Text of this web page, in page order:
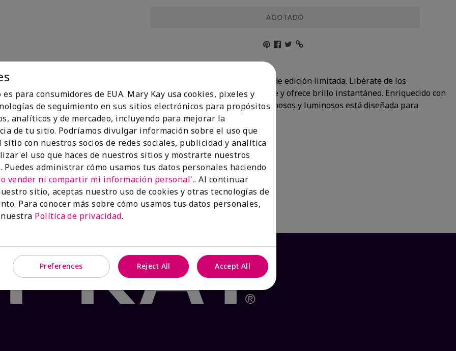
AGOTADO
con nuevos tonos! Lleva tu brillo al siguiente nivel con tres tonos de edición limitada. Libérate de los
con un brillo de última generación que se desliza suavemente y ofrece brillo instantáneo. Enriquecido con
E, esta fórmula humectante en tonos deslumbrantes con acabados cremosos y luminosos está diseñada para
tono de piel, estado de ánimo y ocasión.
con vitaminas C y E
cada tono de piel y ocasión
por dermatólogos
para irritación y alergias en la piel
agotar existencias.
al menudeo.
es para consumidores de EUA. Mary Kay usa cookies, pixeles y
de seguimiento en sus sitios electrónicos para propósitos
analíticos y de mercadeo, incluyendo para mejorar la
de tu sitio. Podríamos divulgar información sobre el uso que
sitio con nuestros socios de redes sociales, publicidad y analítica
el uso que haces de nuestros sitios y mostrarte nuestros
Puedes administrar cómo usamos tus datos personales haciendo
vender ni compartir mi información personal'.. Al continuar
sitio, aceptas nuestro uso de cookies y otras tecnologías de
Para conocer más sobre cómo usamos tus datos personales,
Política de privacidad.
Preferences Reject All Accept All